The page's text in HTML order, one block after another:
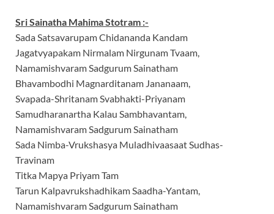
Sri Sainatha Mahima Stotram :-
Sada Satsavarupam Chidananda Kandam
Jagatvyapakam Nirmalam Nirgunam Tvaam,
Namamishvaram Sadgurum Sainatham
Bhavambodhi Magnarditanam Jananaam,
Svapada-Shritanam Svabhakti-Priyanam
Samudharanartha Kalau Sambhavantam,
Namamishvaram Sadgurum Sainatham
Sada Nimba-Vrukshasya Muladhivaasaat Sudhas-
Travinam
Titka Mapya Priyam Tam
Tarun Kalpavrukshadhikam Saadha-Yantam,
Namamishvaram Sadgurum Sainatham